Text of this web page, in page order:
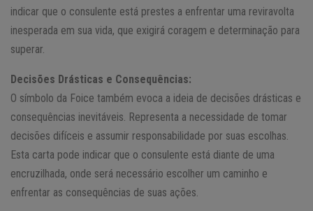
indicar que o consulente está prestes a enfrentar uma reviravolta
inesperada em sua vida, que exigirá coragem e determinação para
superar.
Decisões Drásticas e Consequências:
O símbolo da Foice também evoca a ideia de decisões drásticas e
consequências inevitáveis. Representa a necessidade de tomar
decisões difíceis e assumir responsabilidade por suas escolhas.
Esta carta pode indicar que o consulente está diante de uma
encruzilhada, onde será necessário escolher um caminho e
enfrentar as consequências de suas ações.